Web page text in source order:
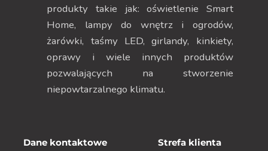
produkty takie jak: oświetlenie Smart
Home, lampy do wnętrz i ogrodów,
żarówki, taśmy LED, girlandy, kinkiety,
oprawy i wiele innych produktów
pozwalających na stworzenie
niepowtarzalnego klimatu.
Dane kontaktowe Strefa klienta